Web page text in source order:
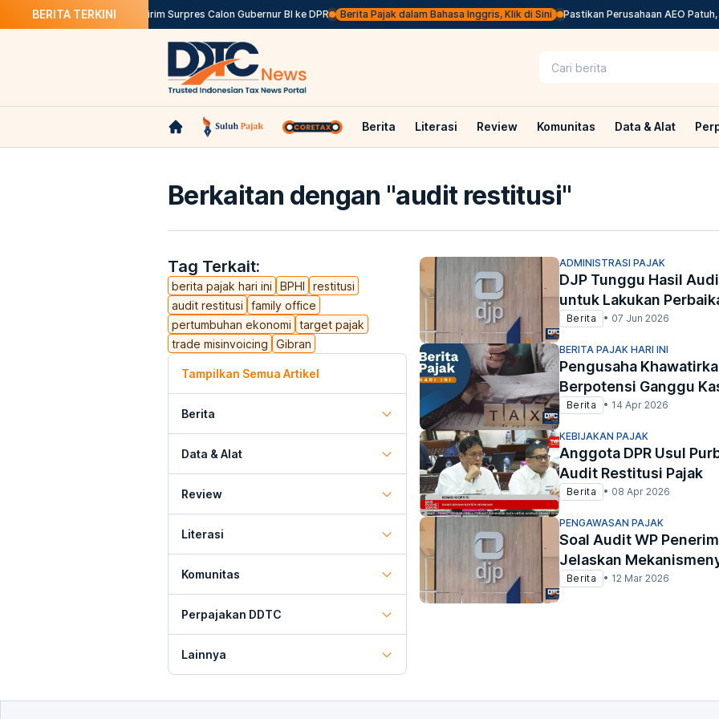
BERITA TERKINI
Waktu Istana Belum Kirim Surpres Calon Gubernur BI ke DPR Berita Pajak dalam Bahasa Inggris, Klik di Sini Pastikan Perusahaan AEO Patuh,
Berita Literasi Review Komunitas Data & Alat
Berkaitan dengan "audit restitusi"
Tag Terkait:
berita pajak hari ini BPHI
restitusi
audit restitusi
family office
pertumbuhan ekonomi
target pajak
trade misinvoicing
Gibran
Tampilkan Semua Artikel
Berita
Data & Alat
Review
Literasi
Komunitas
Perpajakan DDTC
Lainnya
ADMINISTRASI PAJAK
DJP Tunggu Hasil
untuk Lakukan
Berita • 07 Jun 2026
BERITA PAJAK HARI INI
Pengusaha
Berpotensi Ganggu
Berita • 14 Apr 2026
KEBIJAKAN PAJAK
Anggota DPR Usul
Audit Restitusi Pajak
Berita • 08 Apr 2026
PENGAWASAN PAJAK
Soal Audit WP
Jelaskan
Berita • 12 Mar 2026